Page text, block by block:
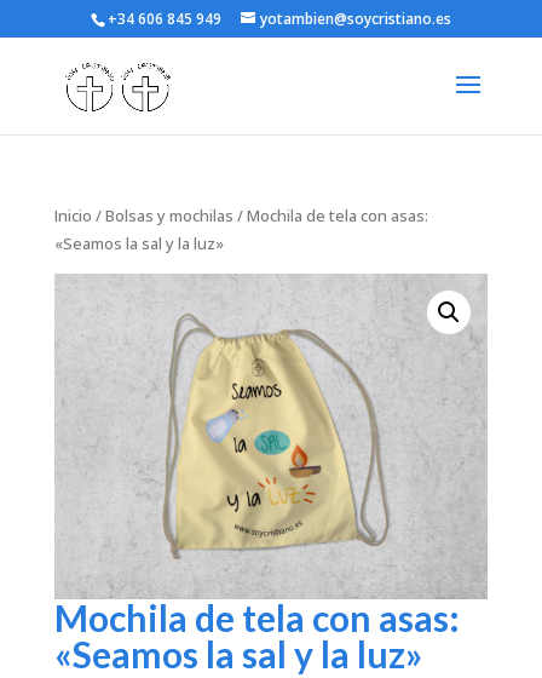
+34 606 845 949 yotambien@soycristiano.es
Inicio /Bolsas y mochilas / Mochila de tela con asas:
«Seamos la sal y la luz»
Mochila de tela con asas:
«Seamos la sal y la luz»